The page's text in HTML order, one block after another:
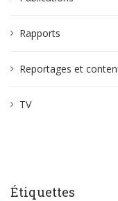
Rapports
Reportages et
TV
Étiquettes